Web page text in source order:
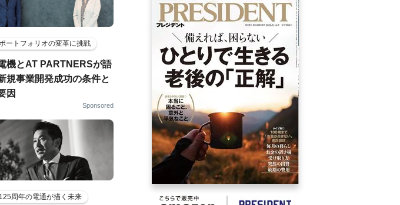
ートフォリオの変革に挑戦
機とAT PARTNERSが語
規事業開発成功の条件と
因
Sponsored
周年の電通が描く未来